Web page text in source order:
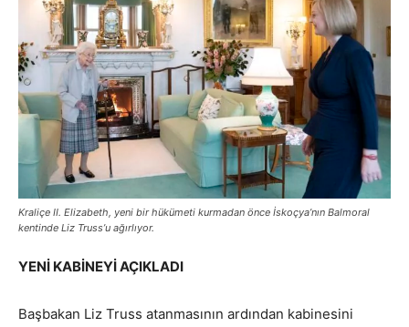
Kraliçe II. Elizabeth, yeni bir hükümeti kurmadan önce İskoçya’nın Balmoral
kentinde Liz Truss’u ağırlıyor.
YENİ KABİNEYİ AÇIKLADI
Başbakan Liz Truss atanmasının ardından kabinesini